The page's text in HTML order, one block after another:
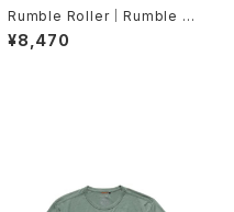
Rumble Roller｜Rumble Ro
ller／ランブルローラー（ミドル
サイズ／スタンダードフォーム・
¥8,470